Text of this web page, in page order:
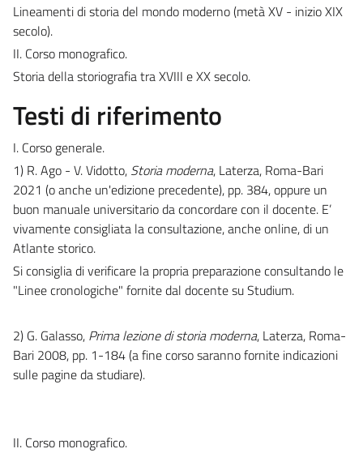
Lineamenti di storia del mondo moderno (metà XV - inizio XIX
secolo).
II. Corso monografico.
Storia della storiografia tra XVIII e XX secolo.
Testi di riferimento
I. Corso generale.
1) R. Ago - V. Vidotto, Storia moderna, Laterza, Roma-Bari
2021 (o anche un'edizione precedente), pp. 384, oppure un
buon manuale universitario da concordare con il docente. E’
vivamente consigliata la consultazione, anche online, di un
Atlante storico.
Si consiglia di verificare la propria preparazione consultando le
"Linee cronologiche" fornite dal docente su Studium.
2) G. Galasso, Prima lezione di storia moderna, Laterza, Roma-
Bari 2008, pp. 1-184 (a fine corso saranno fornite indicazioni
sulle pagine da studiare).
II. Corso monografico.